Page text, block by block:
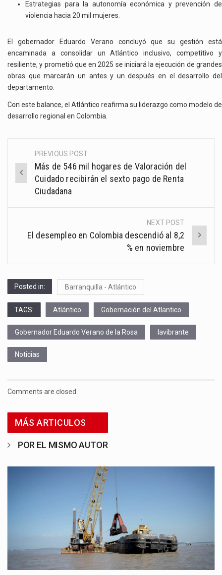
Estrategias para la autonomía económica y prevención de
violencia hacia 20 mil mujeres.
El gobernador Eduardo Verano concluyó que su gestión está
encaminada a consolidar un Atlántico inclusivo, competitivo y
resiliente, y prometió que en 2025 se iniciará la ejecución de grandes
obras que marcarán un antes y un después en el desarrollo del
departamento.
Con este balance, el Atlántico reafirma su liderazgo como modelo de
desarrollo regional en Colombia.
Post
navigation
PREVIOUS POST
Más de 546 mil hogares de Valoración del
Cuidado recibirán el sexto pago de Renta
Ciudadana
NEXT POST
El desempleo en Colombia descendió al 8,2
% en noviembre
Posted in: Barranquilla - Atlántico
TAGS: Atlántico Gobernación del Atlantico
Gobernador Eduardo Verano de la Rosa lavibrante
Noticias
Comments are closed.
MÁS ARTICULOS
POR EL MISMO AUTOR